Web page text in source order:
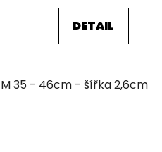
DETAIL
M 35 - 46cm - šířka 2,6cm